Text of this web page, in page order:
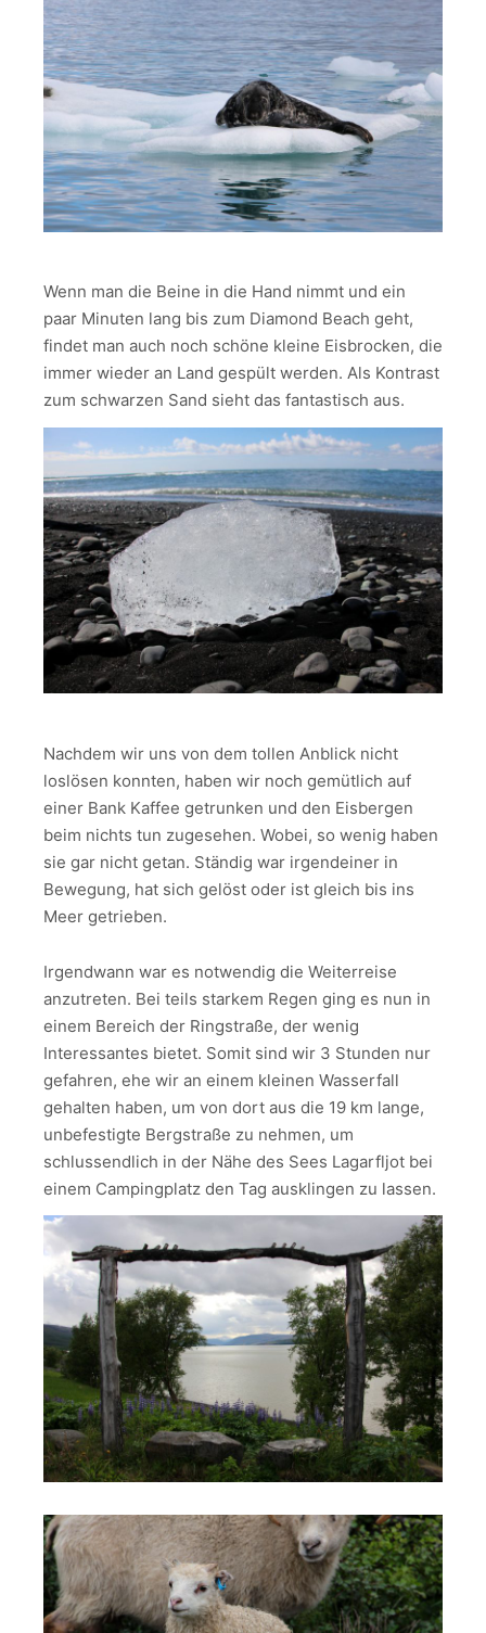
Wenn man die Beine in die Hand nimmt und ein
paar Minuten lang bis zum Diamond Beach geht,
findet man auch noch schöne kleine Eisbrocken, die
immer wieder an Land gespült werden. Als Kontrast
zum schwarzen Sand sieht das fantastisch aus.
Nachdem wir uns von dem tollen Anblick nicht
loslösen konnten, haben wir noch gemütlich auf
einer Bank Kaffee getrunken und den Eisbergen
beim nichts tun zugesehen. Wobei, so wenig haben
sie gar nicht getan. Ständig war irgendeiner in
Bewegung, hat sich gelöst oder ist gleich bis ins
Meer getrieben.
Irgendwann war es notwendig die Weiterreise
anzutreten. Bei teils starkem Regen ging es nun in
einem Bereich der Ringstraße, der wenig
Interessantes bietet. Somit sind wir 3 Stunden nur
gefahren, ehe wir an einem kleinen Wasserfall
gehalten haben, um von dort aus die 19 km lange,
unbefestigte Bergstraße zu nehmen, um
schlussendlich in der Nähe des Sees Lagarfljot bei
einem Campingplatz den Tag ausklingen zu lassen.